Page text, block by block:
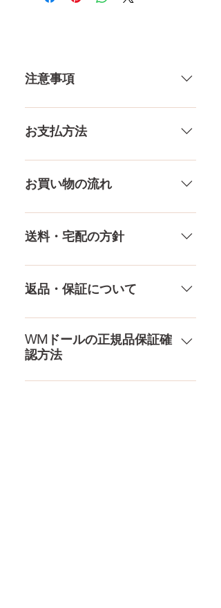
寸の誤差はご了承下さい。
注意事項
一体一体ハンドメイドで製造して
いる製品なので、商品により個体
ざいます。また、測る場所や測り
方でも多少の誤差があります。当
店採寸による実寸の誤差はご了承
ください。
お支払方法
メール、チャット（サイト下
部）、お電話やLINEで各種ご質問
銀行振込、クレジットカードなど
様々な決済方法に対応でき、お支
払いが超カンタン！ お支払方法を
もっとみる
お買い物の流れ
多種多様な品ぞろえ！工場と直接
やり取りをしているため、当店に
TPE素材、シリコン素材、上半身、
下半身、男性ドールや男の娘ドー
ルまで、ドールのパーツや収納用
品もご用意しております。 お買い
物の流れをもっと見る
送料・宅配の方針
送料は全国一律送料無料！宅配テ
ロ一斉無し！外箱には商品の中身
は一切されておりません。 送料・
配送の方針をもっと見る
返品・保証について
ドールのメイク直しなど充実した
アフターサービスを提供、最後ま
で対応いたします。 返品・保証を
WMドールの正規品保証確
認方法
コチラからWMドール様の公式サ